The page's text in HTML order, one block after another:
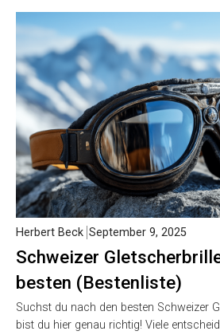
Schweizer
besten (Bestenliste)
Herbert Beck September 9, 2025
Suchst du nach den besten Schweizer
bist du hier genau richtig! Viele